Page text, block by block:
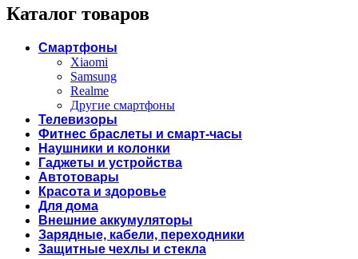
Каталог товаров
Смартфоны
Xiaomi
Samsung
Realme
Другие смартфоны
Телевизоры
Фитнес браслеты и смарт-часы
Наушники и колонки
Гаджеты и устройства
Автотовары
Красота и здоровье
Для дома
Внешние аккумуляторы
Зарядные, кабели, переходники
Защитные чехлы и стекла